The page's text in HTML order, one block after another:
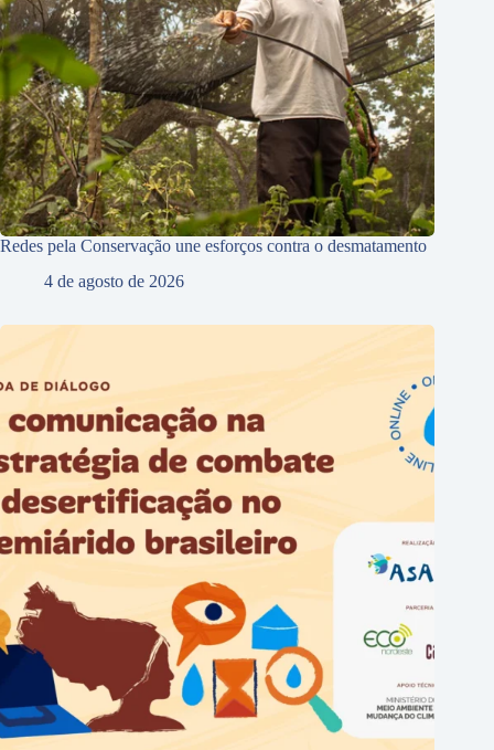
Redes pela Conservação une esforços contra o desmatamento
4 de agosto de 2026